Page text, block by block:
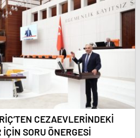
CEZAEVLERİNDEKİ
SORU ÖNERGESİ